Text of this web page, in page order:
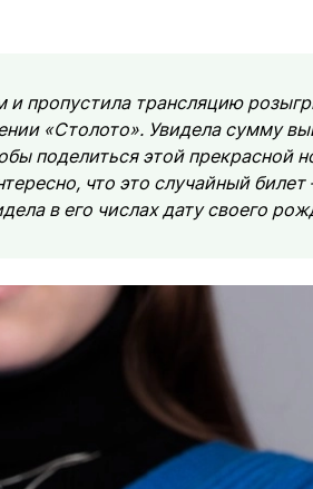
и пропустила трансляцию
«Столото». Увидела сумму
поделиться этой прекрасной
что это случайный билет
в его числах дату своего